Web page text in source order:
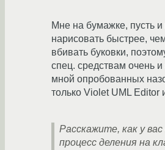
Мне на бумажке, пусть и
нарисовать быстрее,
вбивать буковки,
спец. средствам очень
мной опробованных
только Violet UML Editor
Расскажите, как у
процесс деления на